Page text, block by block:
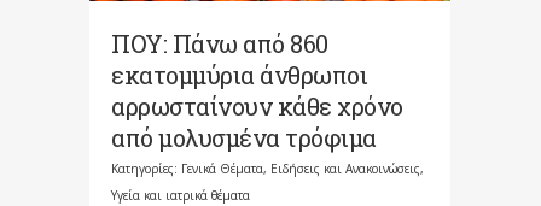
ΠΟΥ: Πάνω από 860
εκατομμύρια άνθρωποι
αρρωσταίνουν κάθε χρόνο
από μολυσμένα τρόφιμα
Κατηγορίες: Γενικά Θέματα, Ειδήσεις και Ανακοινώσεις,
Υγεία και ιατρικά θέματα